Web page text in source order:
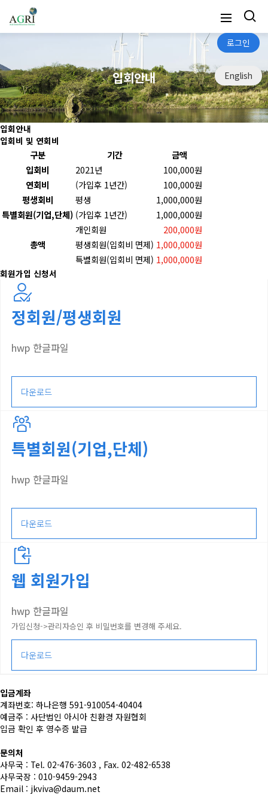
로그인
English
입회안내
입회안내
입회비 및 연회비
구분 기간
금액
입회비
2021년
100,000원
연회비
(가입후 1년간)
100,000원
평생회비
평생
1,000,000원
특별회원(기업,단체) (가입후 1년간) 1,000,000원
총액
개인회원
200,000원
평생회원(입회비 면제) 1,000,000원
특별회원(입회비 면제) 1,000,000원
회원가입 신청서
정회원/평생회원
hwp 한글파일
다운로드
특별회원(기업,단체)
hwp 한글파일
다운로드
웹 회원가입
hwp 한글파일
가입신청->관리자승인 후 비밀번호를 변경해 주세요.
다운로드
입금계좌
계좌번호: 하나은행 591-910054-40404
예금주 : 사단법인 아시아 친환경 자원협회
입금 확인 후 영수증 발급
문의처
사무국 : Tel. 02-476-3603 , Fax. 02-482-6538
사무국장 : 010-9459-2943
Email : jkviva@daum.net